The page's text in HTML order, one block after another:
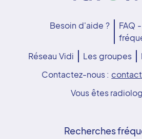
Besoin d'aide ?
FAQ
Réseau Vidi
Les groupes
Contactez-nous :
Vous êtes
Recherches